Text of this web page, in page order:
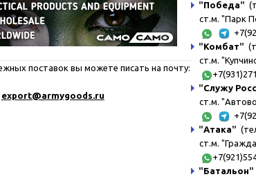
"Победа"
ст.м. "Парк
"Комбат"
ст.м.
"Служу
ст.м.
"Атака"
ст.м.
"Батальон"
поставок вы можете писать на почту:
export@armygoods.ru